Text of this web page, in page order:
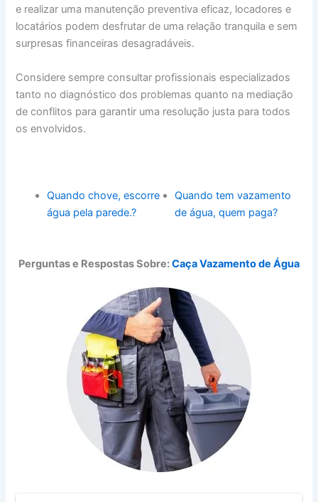
e realizar uma manutenção preventiva eficaz, locadores e
locatários podem desfrutar de uma relação tranquila e sem
surpresas financeiras desagradáveis.
Considere sempre consultar profissionais especializados
tanto no diagnóstico dos problemas quanto na mediação
de conflitos para garantir uma resolução justa para todos
os envolvidos.
Quando chove, escorre
água pela parede.?
Quando tem vazamento
de água, quem paga?
Perguntas e Respostas Sobre:Caça Vazamento de Água